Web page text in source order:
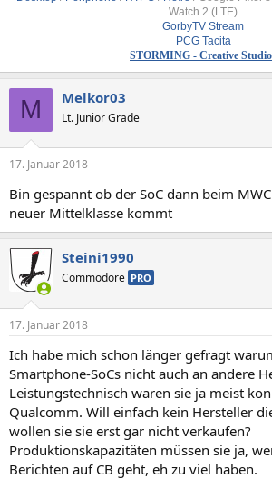
Watch 2 (LTE)
GorbyTV Stream
PCG Tacita
STORMING - Creative
M Melkor03
Lt. Junior Grade
17. Januar 2018
Bin gespannt ob der SoC dann beim
neuer Mittelklasse kommt
Steini1990
Commodore PRO
17. Januar 2018
Ich habe mich schon länger gefragt
Smartphone-SoCs nicht auch an andere
Leistungstechnisch waren sie ja meist
Qualcomm. Will einfach kein Hersteller
wollen sie sie erst gar nicht verkaufen?
Produktionskapazitäten müssen sie ja,
Berichten auf CB geht, eh zu viel haben.